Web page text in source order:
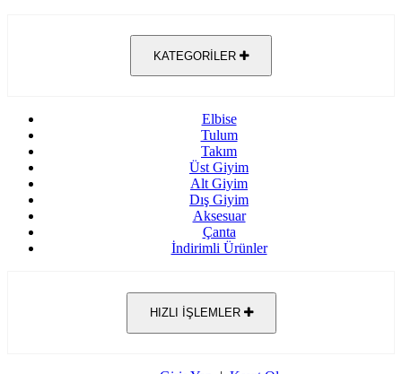
KATEGORİLER
Elbise
Tulum
Takım
Üst Giyim
Alt Giyim
Dış Giyim
Aksesuar
Çanta
İndirimli Ürünler
HIZLI İŞLEMLER